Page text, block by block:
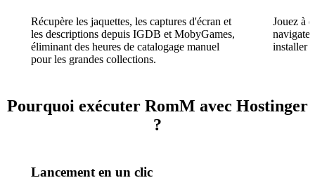
Récupère les jaquettes, les captures d'écran et
les descriptions depuis IGDB et MobyGames,
éliminant des heures de catalogage manuel
pour les grandes collections.
Jouez à
installer
Pourquoi exécuter RomM avec Hostinger
?
Lancement en un clic